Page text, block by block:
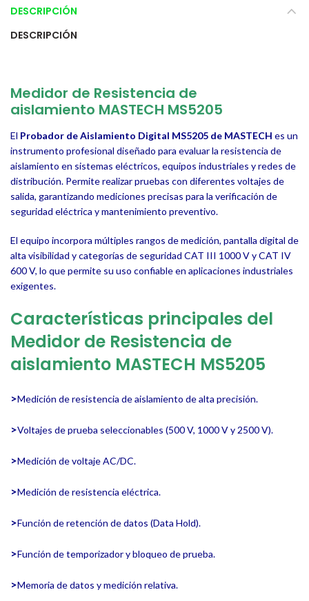
DESCRIPCIÓN
DESCRIPCIÓN
Medidor de Resistencia de
aislamiento MASTECH MS5205
El Probador de Aislamiento Digital MS5205 de MASTECH es un
instrumento profesional diseñado para evaluar la resistencia de
aislamiento en sistemas eléctricos, equipos industriales y redes de
distribución. Permite realizar pruebas con diferentes voltajes de
salida, garantizando mediciones precisas para la verificación de
seguridad eléctrica y mantenimiento preventivo.
El equipo incorpora múltiples rangos de medición, pantalla digital de
alta visibilidad y categorías de seguridad CAT III 1000 V y CAT IV
600 V, lo que permite su uso confiable en aplicaciones industriales
exigentes.
Características principales del
Medidor de Resistencia de
aislamiento MASTECH MS5205
>Medición de resistencia de aislamiento de alta precisión.
>Voltajes de prueba seleccionables (500 V, 1000 V y 2500 V).
>Medición de voltaje AC/DC.
>Medición de resistencia eléctrica.
>Función de retención de datos (Data Hold).
>Función de temporizador y bloqueo de prueba.
>Memoria de datos y medición relativa.